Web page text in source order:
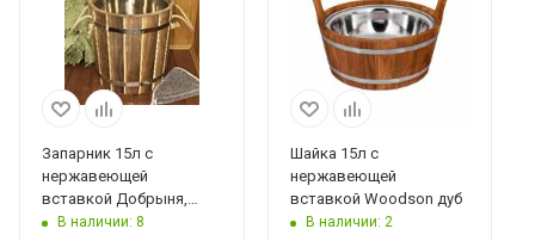
Запарник 15л с
нержавеющей
вставкой Добрыня,
Банный Эксперт
В наличии: 8
Шайка 15л с
нержавеющей
вставкой Woodson дуб
В наличии: 2